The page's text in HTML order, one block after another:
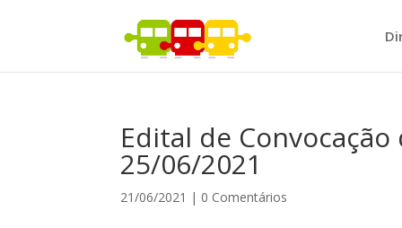
Edital de
25/06/2021
21/06/2021 | 0 Comentários